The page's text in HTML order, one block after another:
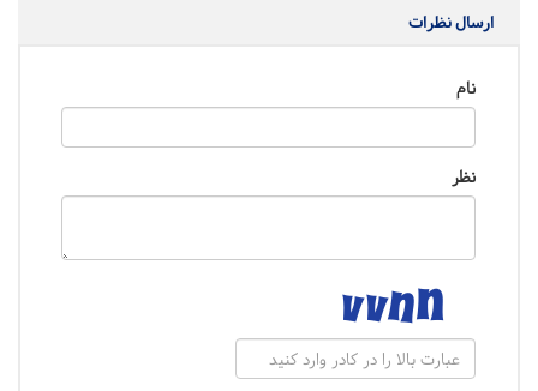
ارسال نظرات
نام
نظر